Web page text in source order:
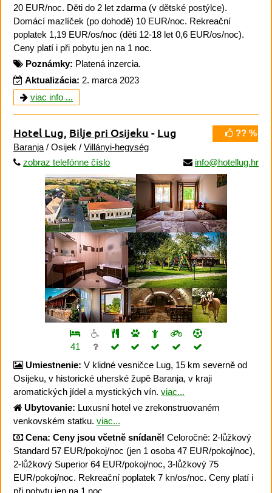
20 EUR/noc. Děti do 2 let zdarma (v dětské postýlce).
Domácí mazlíček (po dohodě) 10 EUR/noc. Rekreační
poplatek 1,19 EUR/os/noc (děti 12-18 let 0,6 EUR/os/noc).
Ceny platí i při pobytu jen na 1 noc.
Poznámky: Platená inzercia.
Aktualizácia: 2. marca 2023
viac info ...
?? %
Hotel Lug, Bilje pri Osijeku - Lug
Baranja / Osijek / Villányi-hegység
zobraz telefónne číslo
info@hotellug.hr
41
Umiestnenie: V klidné vesničce Lug, 15 km severně od
Osijeku, v historické uherské župě Baranja, v kraji
aromatických jídel a mystických vín. viac...
Ubytovanie: Luxusní hotel ve zrekonstruovaném
venkovském statku. viac...
Cena: Ceny jsou včetně snídaně! Celoročně: 2-lůžkový
Standard 57 EUR/pokoj/noc (jen 1 osoba 47 EUR/pokoj/noc),
2-lůžkový Superior 64 EUR/pokoj/noc, 3-lůžkový 75
EUR/pokoj/noc. Rekreační poplatek 7 kn/os/noc. Ceny platí i
při pobytu jen na 1 noc.